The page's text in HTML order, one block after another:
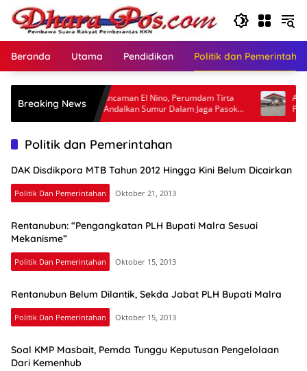
Langsung
konten
Beranda Utama Pendidikan Politik dan
Breaking News
Hadapi Ancaman El Nino, Perumdam Tirta
Yapono Andalkan Sumur Dalam Jaga Pasokan
Air Ambon
Aktivitas
Pastikan
Politik dan Pemerintahan
DAK Disdikpora MTB Tahun 2012 Hingga Kini Belum Dicairkan
Politik Dan Pemerintahan Oktober 21, 2013
Rentanubun: “Pengangkatan PLH Bupati Malra Sesuai
Mekanisme”
Politik Dan Pemerintahan Oktober 15, 2013
Rentanubun Belum Dilantik, Sekda Jabat PLH Bupati Malra
Politik Dan Pemerintahan Oktober 15, 2013
Soal KMP Masbait, Pemda Tunggu Keputusan Pengelolaan
Dari Kemenhub